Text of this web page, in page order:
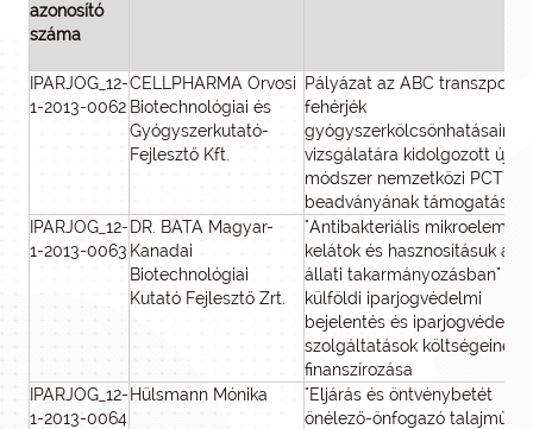
azonosító
száma
IPARJOG_12-
1-2013-0062
CELLPHARMA Orvosi
Biotechnológiai és
Gyógyszerkutató-
Fejlesztő Kft.
Pályázat az ABC transzporter
fehérjék
gyógyszerkölcsönhatásainak
vizsgálatára kidolgozott új
módszer nemzetközi PCT
beadványának támogatására
IPARJOG_12-
1-2013-0063
DR. BATA Magyar-
Kanadai
Biotechnológiai
Kutató Fejlesztő Zrt.
"Antibakteriális mikroelem-
kelátok és hasznosításuk az
állati takarmányozásban"
külföldi iparjogvédelmi
bejelentés és iparjogvédelmi
szolgáltatások költségeinek
finanszírozása
IPARJOG_12-
1-2013-0064
Hülsmann Mónika
"Eljárás és öntvénybetét
önélező-önfogazó